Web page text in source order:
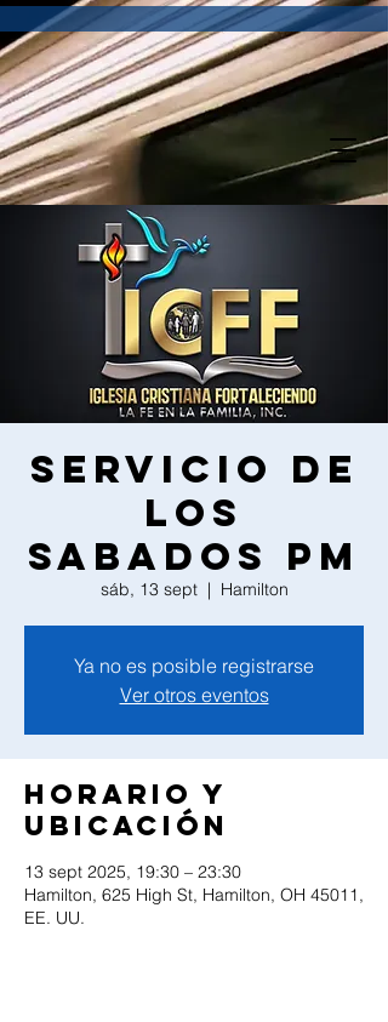
Servicio de
los
Sabados PM
sáb, 13 sept
  |
Hamilton
Ya no es posible registrarse
Ver otros eventos
Horario y
ubicación
13 sept 2025, 19:30 – 23:30
Hamilton, 625 High St, Hamilton, OH 45011,
EE. UU.